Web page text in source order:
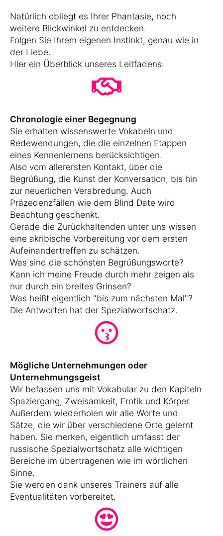
Natürlich obliegt es Ihrer Phantasie, noch
weitere Blickwinkel zu entdecken.
Folgen Sie Ihrem eigenen Instinkt, genau wie in
der Liebe.
Hier ein Überblick unseres Leitfadens:
Chronologie einer Begegnung
Sie erhalten wissenswerte Vokabeln und
Redewendungen, die die einzelnen Etappen
eines Kennenlernens berücksichtigen.
Also vom allerersten Kontakt, über die
Begrüßung, die Kunst der Konversation, bis hin
zur neuerlichen Verabredung. Auch
Präzedenzfällen wie dem Blind Date wird
Beachtung geschenkt.
Gerade die Zurückhaltenden unter uns wissen
eine akribische Vorbereitung vor dem ersten
Aufeinandertreffen zu schätzen.
Was sind die schönsten Begrüßungsworte?
Kann ich meine Freude durch mehr zeigen als
nur durch ein breites Grinsen?
Was heißt eigentlich "bis zum nächsten Mal"?
Die Antworten hat der Spezialwortschatz.
Mögliche Unternehmungen oder
Unternehmungsgeist
Wir befassen uns mit Vokabular zu den Kapiteln
Spaziergang, Zweisamkeit, Erotik und Körper.
Außerdem wiederholen wir alle Worte und
Sätze, die wir über verschiedene Orte gelernt
haben. Sie merken, eigentlich umfasst der
russische Spezialwortschatz alle wichtigen
Bereiche im übertragenen wie im wörtlichen
Sinne.
Sie werden dank unseres Trainers auf alle
Eventualitäten vorbereitet.